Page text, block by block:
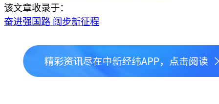
该文章收录于：
奋进强国路 阔步新征程